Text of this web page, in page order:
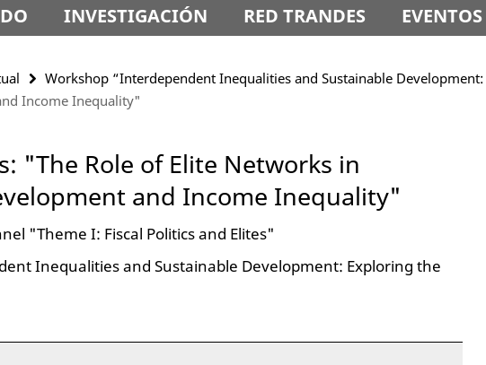
INVESTIGACIÓN RED TRANDES EVENTOS
Workshop “Interdependent Inequalities and Sustainable
Income Inequality"
"The Role of Elite Networks in
and Income Inequality"
"Theme I: Fiscal Politics and Elites"
Inequalities and Sustainable Development: Exploring the